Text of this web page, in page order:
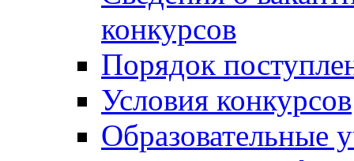
конкурсов
Порядок
Условия конкурсов
Образовательные